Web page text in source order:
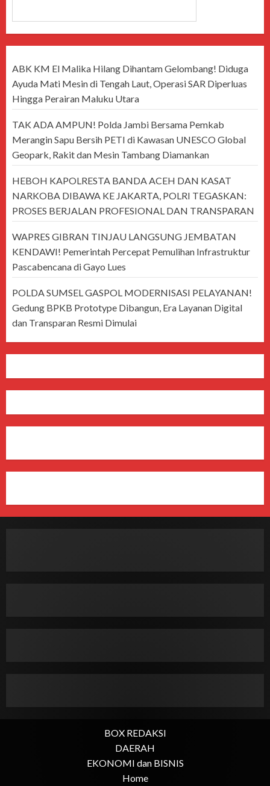
ABK KM El Malika Hilang Dihantam Gelombang! Diduga
Ayuda Mati Mesin di Tengah Laut, Operasi SAR Diperluas
Hingga Perairan Maluku Utara
TAK ADA AMPUN! Polda Jambi Bersama Pemkab
Merangin Sapu Bersih PETI di Kawasan UNESCO Global
Geopark, Rakit dan Mesin Tambang Diamankan
HEBOH KAPOLRESTA BANDA ACEH DAN KASAT
NARKOBA DIBAWA KE JAKARTA, POLRI TEGASKAN:
PROSES BERJALAN PROFESIONAL DAN TRANSPARAN
WAPRES GIBRAN TINJAU LANGSUNG JEMBATAN
KENDAWI! Pemerintah Percepat Pemulihan Infrastruktur
Pascabencana di Gayo Lues
POLDA SUMSEL GASPOL MODERNISASI PELAYANAN!
Gedung BPKB Prototype Dibangun, Era Layanan Digital
dan Transparan Resmi Dimulai
BOX REDAKSI
DAERAH
EKONOMI dan BISNIS
Home